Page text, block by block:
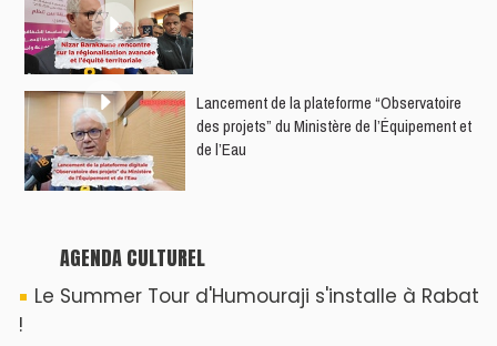
​Lancement de la plateforme “Observatoire
des projets” du Ministère de l’Équipement et
de l’Eau
AGENDA CULTUREL
Le Summer Tour d'Humouraji s'installe à Rabat
!